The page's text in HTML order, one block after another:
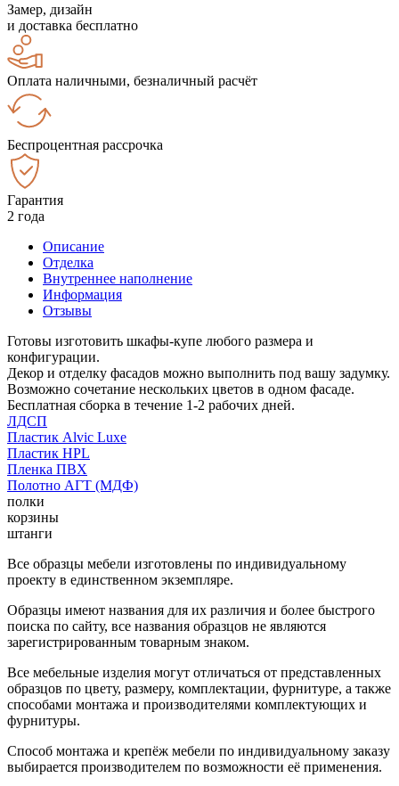
Замер, дизайн
и доставка бесплатно
Оплата наличными, безналичный расчёт
Беспроцентная рассрочка
Гарантия
2 года
Описание
Отделка
Внутреннее наполнение
Информация
Отзывы
Готовы изготовить шкафы-купе любого размера и
конфигурации.
Декор и отделку фасадов можно выполнить под вашу задумку.
Возможно сочетание нескольких цветов в одном фасаде.
Бесплатная сборка в течение 1-2 рабочих дней.
ЛДСП
Пластик Alvic Luxe
Пластик HPL
Пленка ПВХ
Полотно АГТ (МДФ)
полки
корзины
штанги
Все образцы мебели изготовлены по индивидуальному
проекту в единственном экземпляре.
Образцы имеют названия для их различия и более быстрого
поиска по сайту, все названия образцов не являются
зарегистрированным товарным знаком.
Все мебельные изделия могут отличаться от представленных
образцов по цвету, размеру, комплектации, фурнитуре, а также
способами монтажа и производителями комплектующих и
фурнитуры.
Способ монтажа и крепёж мебели по индивидуальному заказу
выбирается производителем по возможности её применения.